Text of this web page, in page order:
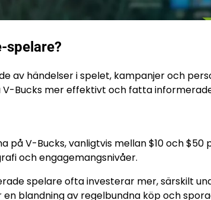
spelare?
av händelser i spelet, kampanjer och
Bucks mer effektivt och fatta
V-Bucks, vanligtvis mellan $10 och $50
och engagemangsnivåer.
spelare ofta investerar mer, särskilt
blandning av regelbundna köp och